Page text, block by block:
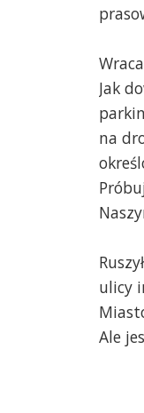
Jak
na
ulicy
Ale